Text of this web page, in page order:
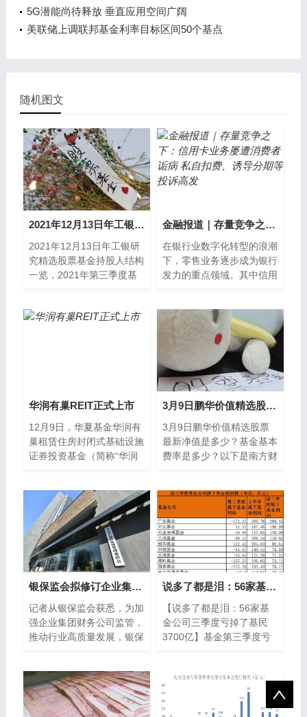
5G潜能尚待释放 垂直应用空间广阔
美联储上调联邦基金利率目标区间50个基点
随机图文
2021年12月13日年工银研究精选股票基金持股人结构一览，2021年第三季度基金行业怎么配置？
2021年12月13日年工银研
究精选股票基金持股人结构
一览，2021年第三季度基
2021年
金融报道｜存量竞争之下：信用卡业务屡遭消费者诟病 私自扣费、诱导分期等投诉高发
在银行业数字化转型的浪潮
下，零售业务逐步成为银行
发力的重点领域。其中信用
获“殊荣”...
华润有巢REIT正式上市
12月9日，华夏基金华润有
巢租赁住房封闭式基础设施
证券投资基金（简称“华润
祥明、华润置地
3月9日鹏华价值精选股票最新净值是多少？基金基本费率是多少？
3月9日鹏华价值精选股票
最新净值是多少？基金基本
费率是多少？以下是南方财
现详情，供大家...
银保监会拟修订企业集团财务公司管理办法
记者从银保监会获悉，为加
强企业集团财务公司监管，
推动行业高质量发展，银保
见稿）》。...
说多了都是泪：56家基金公司三季度亏掉了基民3700亿（名单）
【说多了都是泪：56家基
金公司三季度亏掉了基民
3700亿】基金第三季度亏
季度旗下基金出现亏损